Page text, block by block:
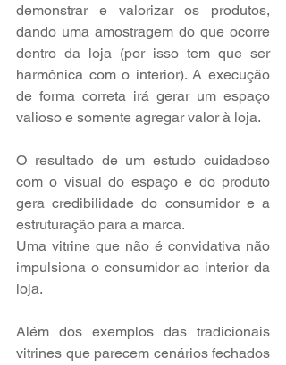
demonstrar e valorizar os produtos,
dando uma amostragem do que ocorre
dentro da loja (por isso tem que ser
harmônica com o interior). A execução
de forma correta irá gerar um espaço
valioso e somente agregar valor à loja.
O resultado de um estudo cuidadoso
com o visual do espaço e do produto
gera credibilidade do consumidor e a
estruturação para a marca.
Uma vitrine que não é convidativa não
impulsiona o consumidor ao interior da
loja.
Além dos exemplos das tradicionais
vitrines que parecem cenários fechados